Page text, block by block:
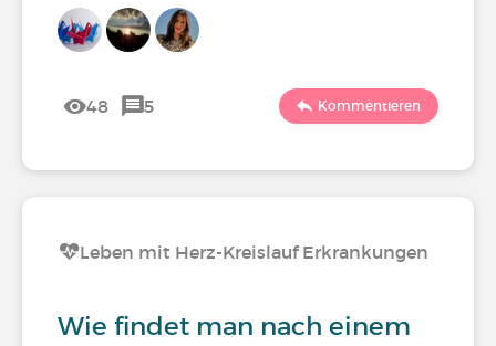
48 5 Kommentieren
Leben mit Herz-Kreislauf Erkrankungen
Wie findet man nach einem